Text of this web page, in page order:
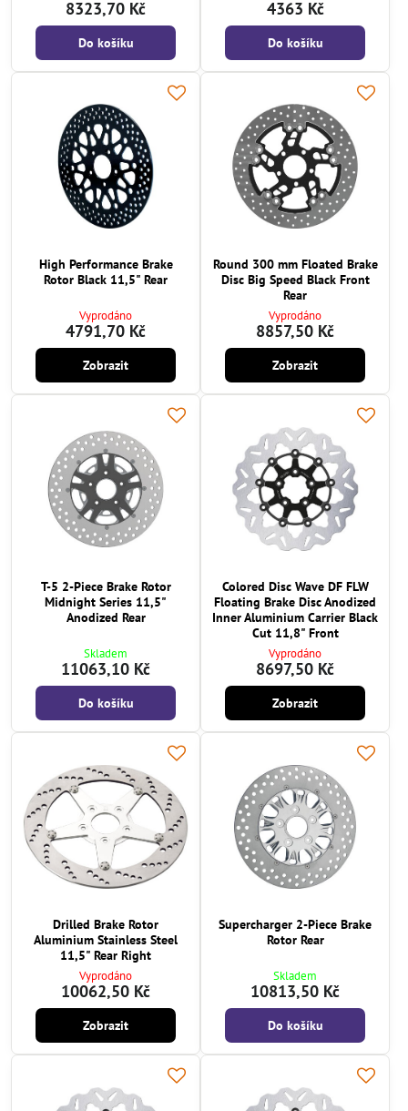
8323,70 Kč
Do košíku
4363 Kč
Do košíku
High Performance Brake
Rotor Black 11,5" Rear
Vyprodáno
4791,70 Kč
Zobrazit
Round 300 mm Floated Brake
Disc Big Speed Black Front
Rear
Vyprodáno
8857,50 Kč
Zobrazit
T-5 2-Piece Brake Rotor
Midnight Series 11,5"
Anodized Rear
Skladem
11063,10 Kč
Do košíku
Colored Disc Wave DF FLW
Floating Brake Disc Anodized
Inner Aluminium Carrier Black
Cut 11,8" Front
Vyprodáno
8697,50 Kč
Zobrazit
Drilled Brake Rotor
Aluminium Stainless Steel
11,5" Rear Right
Vyprodáno
10062,50 Kč
Zobrazit
Supercharger 2-Piece Brake
Rotor Rear
Skladem
10813,50 Kč
Do košíku